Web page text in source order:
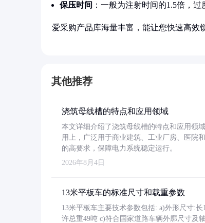
保压时间 ：一般为注射时间的1.5倍，
爱采购产品库海量丰富，能让您快速高效
其他推荐
浇筑母线槽的特点和应用领域
本文详细介绍了浇筑母线槽的特点和应用领
用上，广泛用于商业建筑、工业厂房、医院
的高要求，保障电力系统稳定运行。
2026年8月4日
13米平板车的标准尺寸和载重参数
13米平板车主要技术参数包括: a)外形尺寸:
许总重49吨 c)符合国家道路车辆外廓尺寸及